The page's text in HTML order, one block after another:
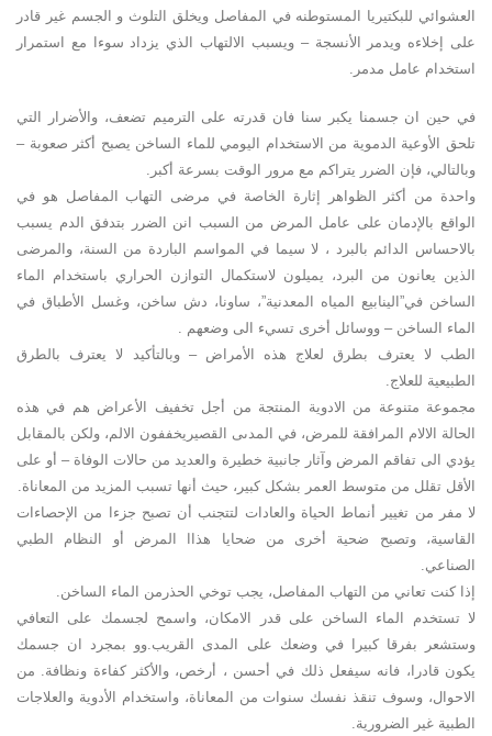
العشوائي للبكتيريا المستوطنه في المفاصل ويخلق التلوث و الجسم غير قادر
على إخلاءه ويدمر الأنسجة – ويسبب الالتهاب الذي يزداد سوءا مع استمرار
استخدام عامل مدمر.
في حين ان جسمنا يكبر سنا فان قدرته على الترميم تضعف، والأضرار التي
تلحق الأوعية الدموية من الاستخدام اليومي للماء الساخن يصبح أكثر صعوبة –
وبالتالي، فإن الضرر يتراكم مع مرور الوقت بسرعة أكبر.
واحدة من أكثر الظواهر إثارة الخاصة في مرضى التهاب المفاصل هو في
الواقع بالإدمان على عامل المرض من السبب انن الضرر بتدفق الدم يسبب
بالاحساس الدائم بالبرد ، لا سيما في المواسم الباردة من السنة، والمرضى
الذين يعانون من البرد، يميلون لاستكمال التوازن الحراري باستخدام الماء
الساخن في”الينابيع المياه المعدنية”، ساونا، دش ساخن، وغسل الأطباق في
الماء الساخن – ووسائل أخرى تسيء الى وضعهم .
الطب لا يعترف بطرق لعلاج هذه الأمراض – وبالتأكيد لا يعترف بالطرق
الطبيعية للعلاج.
مجموعة متنوعة من الادوية المنتجة من أجل تخفيف الأعراض هم في هذه
الحالة الالام المرافقة للمرض، في المدىى القصيريخففون الالم، ولكن بالمقابل
يؤدي الى تفاقم المرض وآثار جانبية خطيرة والعديد من حالات الوفاة – أو على
الأقل تقلل من متوسط العمر بشكل كبير، حيث أنها تسبب المزيد من المعاناة.
لا مفر من تغيير أنماط الحياة والعادات لتتجنب أن تصبح جزءا من الإحصاءات
القاسية، وتصبح ضحية أخرى من ضحايا هذاا المرض أو النظام الطبي
الصناعي.
إذا كنت تعاني من التهاب المفاصل، يجب توخي الحذرمن الماء الساخن.
لا تستخدم الماء الساخن على قدر الامكان، واسمح لجسمك على التعافي
وستشعر بفرقا كبيرا في وضعك على المدى القريب.وو بمجرد ان جسمك
يكون قادرا، فانه سيفعل ذلك في أحسن ، أرخص، والأكثر كفاءة ونظافة. من
الاحوال، وسوف تنقذ نفسك سنوات من المعاناة، واستخدام الأدوية والعلاجات
الطبية غير الضرورية.